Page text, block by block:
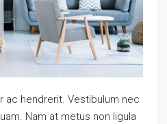
ac hendrerit. Vestibulum nec
Nam at metus non ligula